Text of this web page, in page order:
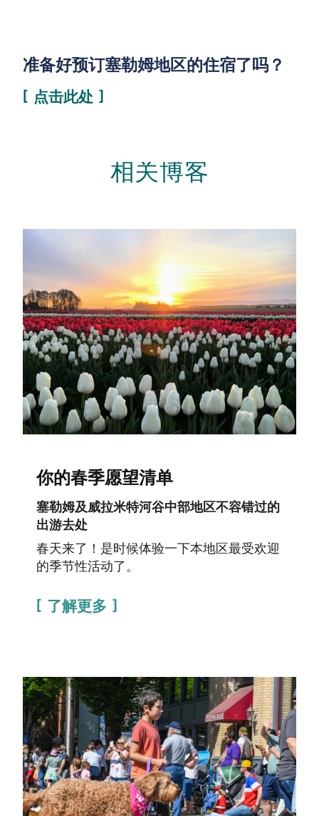
准备好预订塞勒姆地区的住宿了吗？
点击此处
相关博客
你的春季愿望清单
塞勒姆及威拉米特河谷中部地区不容错过的
出游去处
春天来了！是时候体验一下本地区最受欢迎
的季节性活动了。
了解更多